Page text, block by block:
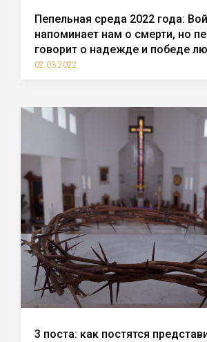
Пепельная среда 2022 года:
напоминает нам о смерти, но
говорит о надежде и победе
02.03.2022
3 поста: как постятся